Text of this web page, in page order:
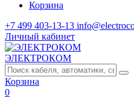
Корзина
+7 499 403-13-13
Личный кабинет
ЭЛЕКТРОКОМ
Корзина
0